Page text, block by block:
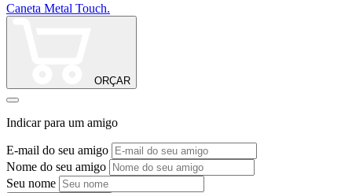
Caneta Metal Touch.
ORÇAR
Indicar para um amigo
E-mail do seu amigo
Nome do seu amigo
Seu nome